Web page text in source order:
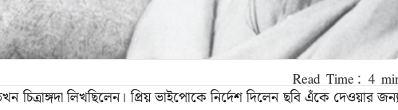
চিত্রাঙ্গদা লিখছিলেন। প্রিয় ভাইপোকে নির্দেশ দিলেন ছবি এঁকে দেওয়ার